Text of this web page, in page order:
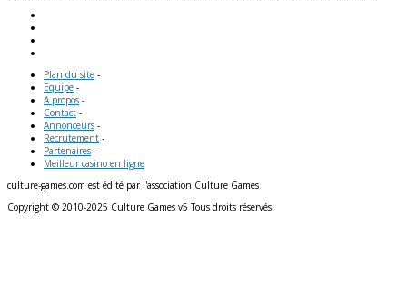
Plan du site -
Equipe -
A propos -
Contact -
Annonceurs -
Recrutement -
Partenaires -
Meilleur casino en ligne
culture-games.com est édité par l'association Culture Games
Copyright © 2010-2025 Culture Games v5 Tous droits réservés.